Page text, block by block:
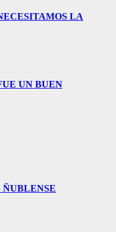
LA
UN BUEN
ÑUBLENSE